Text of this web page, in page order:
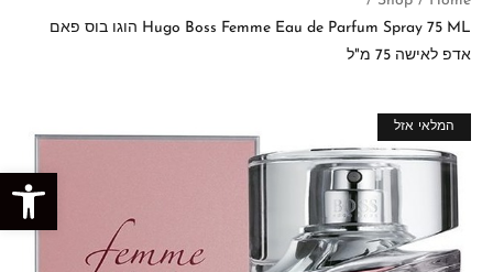
פתח סרגל נגישות
Hugo Boss Femme Eau de Parfum Spray 75 ML הוגו בוס פאם
אדפ לאישה 75 מ"ל
מבצע!
המלאי אזל